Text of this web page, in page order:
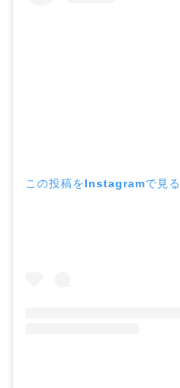
この投稿をInstagramで見る